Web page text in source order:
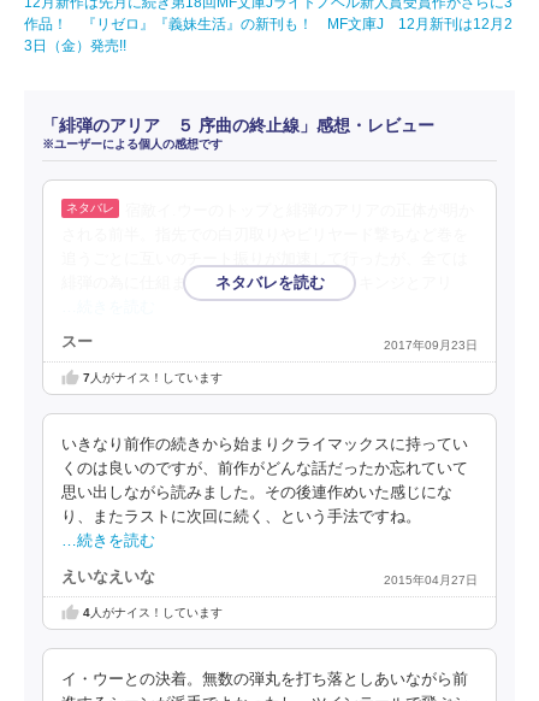
作品！ 『リゼロ』『義妹生活』の新刊も！ MF文庫J 12月新刊は12月2
3日（金）発売!!
「緋弾のアリア ５ 序曲の終止線」感想・レビュー
※ユーザーによる個人の感想です
緋弾の為に仕組まれたものだった。成程。キンジとアリ
スー 2017年09月23日
7人がナイス！しています
いきなり前作の続きから始まりクライマックスに持ってい
くのは良いのですが、前作がどんな話だったか忘れていて
思い出しながら読みました。その後連作めいた感じにな
り、またラストに次回に続く、という手法ですね。
…続きを読む
えいなえいな 2015年04月27日
4人がナイス！しています
イ・ウーとの決着。無数の弾丸を打ち落としあいながら前